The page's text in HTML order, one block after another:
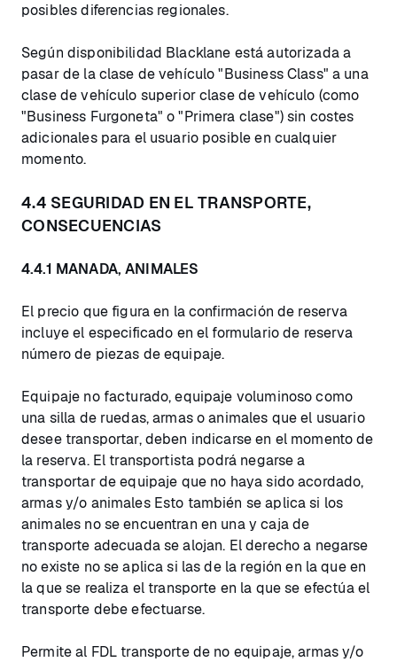
posibles diferencias regionales.
Según disponibilidad Blacklane está autorizada a
pasar de la clase de vehículo "Business Class" a una
clase de vehículo superior clase de vehículo (como
"Business Furgoneta" o "Primera clase") sin costes
adicionales para el usuario posible en cualquier
momento.
4.4 SEGURIDAD EN EL TRANSPORTE,
CONSECUENCIAS
4.4.1 MANADA, ANIMALES
El precio que figura en la confirmación de reserva
incluye el especificado en el formulario de reserva
número de piezas de equipaje.
Equipaje no facturado, equipaje voluminoso como
una silla de ruedas, armas o animales que el usuario
desee transportar, deben indicarse en el momento de
la reserva. El transportista podrá negarse a
transportar de equipaje que no haya sido acordado,
armas y/o animales Esto también se aplica si los
animales no se encuentran en una y caja de
transporte adecuada se alojan. El derecho a negarse
no existe no se aplica si las de la región en la que en
la que se realiza el transporte en la que se efectúa el
transporte debe efectuarse.
Permite al FDL transporte de no equipaje, armas y/o